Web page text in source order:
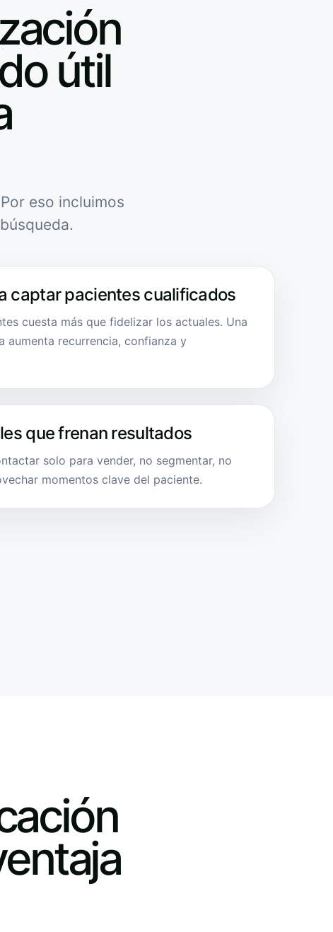
útil
eso incluimos
captar pacientes cualificados
cuesta más que fidelizar los actuales. Una
aumenta recurrencia, confianza y
que frenan resultados
solo para vender, no segmentar, no
momentos clave del paciente.